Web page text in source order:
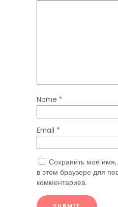
Name *
Email *
Сохранить моё
в этом браузере для
комментариев.